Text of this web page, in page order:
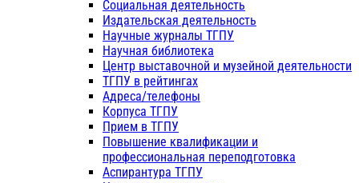
Социальная деятельность
Издательская деятельность
Научные журналы ТГПУ
Научная библиотека
Центр выставочной и музейной деятельности
ТГПУ в рейтингах
Адреса/телефоны
Корпуса ТГПУ
Прием в ТГПУ
Повышение квалификации и
профессиональная переподготовка
Аспирантура ТГПУ